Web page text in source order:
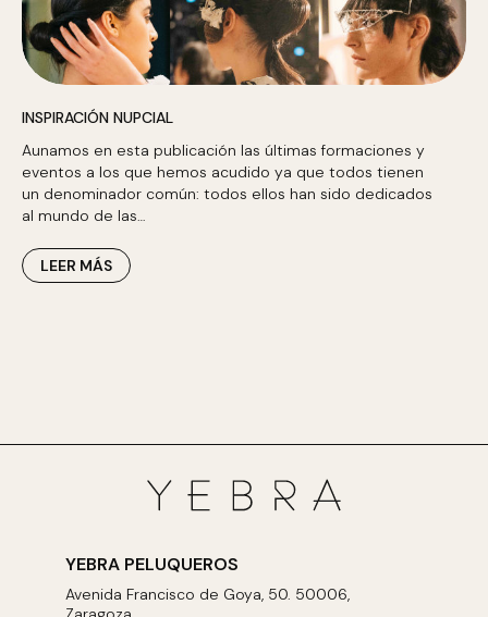
INSPIRACIÓN NUPCIAL
Aunamos en esta publicación las últimas formaciones y
eventos a los que hemos acudido ya que todos tienen
un denominador común: todos ellos han sido dedicados
al mundo de las…
LEER MÁS
YEBRA PELUQUEROS
Avenida Francisco de Goya, 50. 50006,